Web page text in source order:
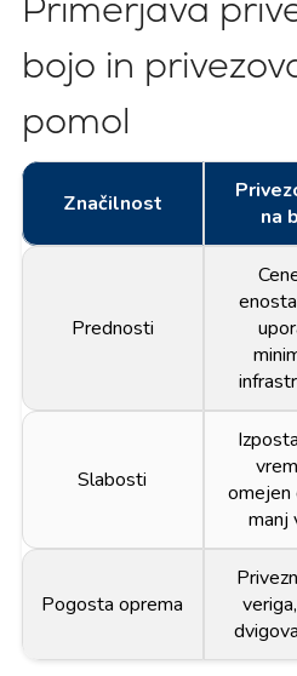
Primerjava
bojo in
pomol
Značilnost
na
Prednosti
Slabosti
omejen
manj
Pogosta oprema